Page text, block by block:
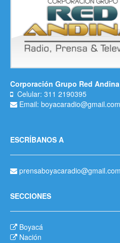
Corporación Grupo Red Andina
Celular: 311 2190395
Email: boyacaradio@gmail.com
ESCRÍBANOS A
prensaboyacaradio@gmail.com
SECCIONES
Boyacá
Nación